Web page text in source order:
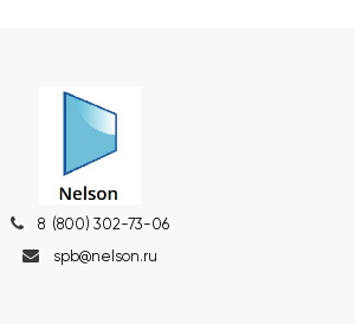
8 (800) 302-73-06
spb@nelson.ru